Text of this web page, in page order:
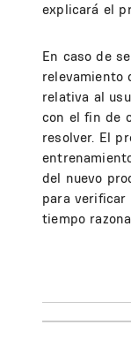
explicará el
En caso de
relevamiento
relativa al
con el fin de
resolver. El
del nuevo
para verificar
tiempo